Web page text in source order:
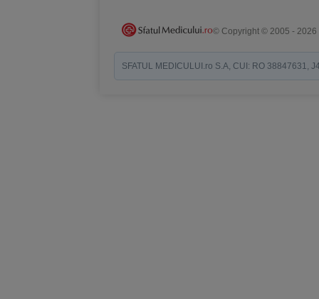
© Copyright © 2005 - 2026
SFATUL MEDICULUI.ro S.A, CUI: RO 38847631,